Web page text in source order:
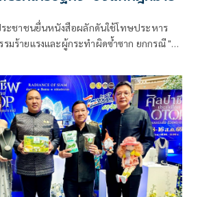
ระชาชนยื่นหนังสือผลักดันใช้โทษประหาร
มร้ายแรงและผู้กระทำผิดซ้ำซาก ยกกรณี "ไอ้